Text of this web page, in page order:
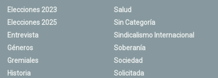
Elecciones 2023
Elecciones 2025
Entrevista
Géneros
Gremiales
Historia
Salud
Sin Categoría
Sindicalismo Internacional
Soberanía
Sociedad
Solicitada